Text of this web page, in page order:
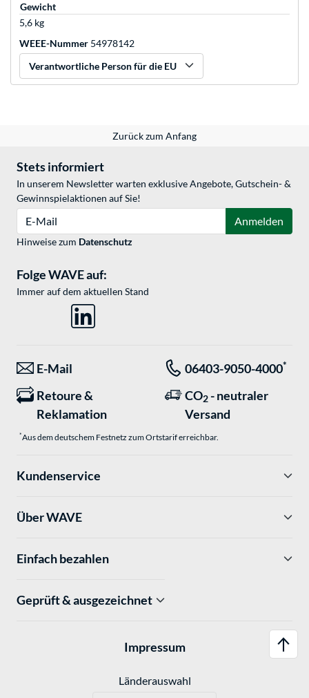
Gewicht
5,6 kg
WEEE-Nummer 54978142
Verantwortliche Person für die EU
Zurück zum Anfang
Stets informiert
In unserem Newsletter warten exklusive Angebote, Gutschein- &
Gewinnspielaktionen auf Sie!
Anmelden
Hinweise zum Datenschutz
Folge WAVE auf:
Immer auf dem aktuellen Stand
E-Mail 06403-9050-4000*
Retoure &
Reklamation
CO2 - neutraler
Versand
*Aus dem deutschem Festnetz zum Ortstarif erreichbar.
Kundenservice
Über WAVE
Einfach bezahlen
Geprüft & ausgezeichnet
Impressum
Länderauswahl